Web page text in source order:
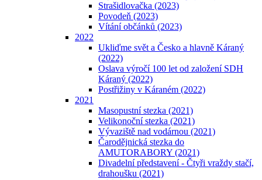
Strašidlovačka (2023)
Povodeň (2023)
Vítání občánků (2023)
2022
Ukliďme svět a Česko a hlavně Káraný
(2022)
Oslava výročí 100 let od založení SDH
Káraný (2022)
Postřižiny v Káraném (2022)
2021
Masopustní stezka (2021)
Velikonoční stezka (2021)
Vývaziště nad vodárnou (2021)
Čarodějnická stezka do
AMUTORABORY (2021)
Divadelní představení - Čtyři vraždy stačí,
drahoušku (2021)